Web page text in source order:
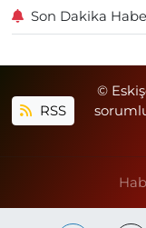
Son Dakika
RSS
©